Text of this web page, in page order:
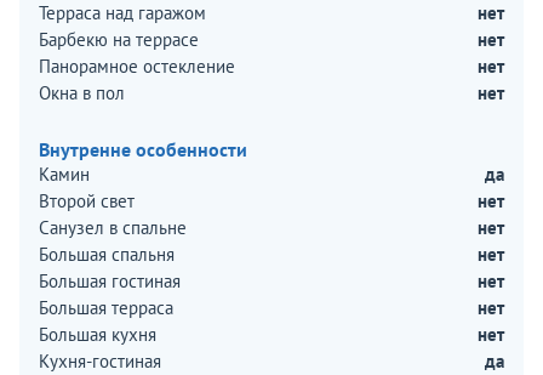
Терраса над гаражом
нет
Барбекю на террасе
нет
Панорамное остекление
нет
Окна в пол
нет
Внутренне особенности
Камин
да
Второй свет
нет
Санузел в спальне
нет
Большая спальня
нет
Большая гостиная
нет
Большая терраса
нет
Большая кухня
нет
Кухня-гостиная
да